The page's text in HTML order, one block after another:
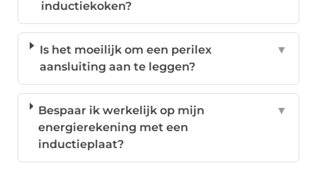
inductiekoken?
Is het moeilijk om een perilex
aansluiting aan te leggen?
▼
Bespaar ik werkelijk op mijn
energierekening met een
inductieplaat?
▼